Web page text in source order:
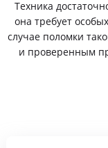
Техника
она требует
случае поломки
и проверенным